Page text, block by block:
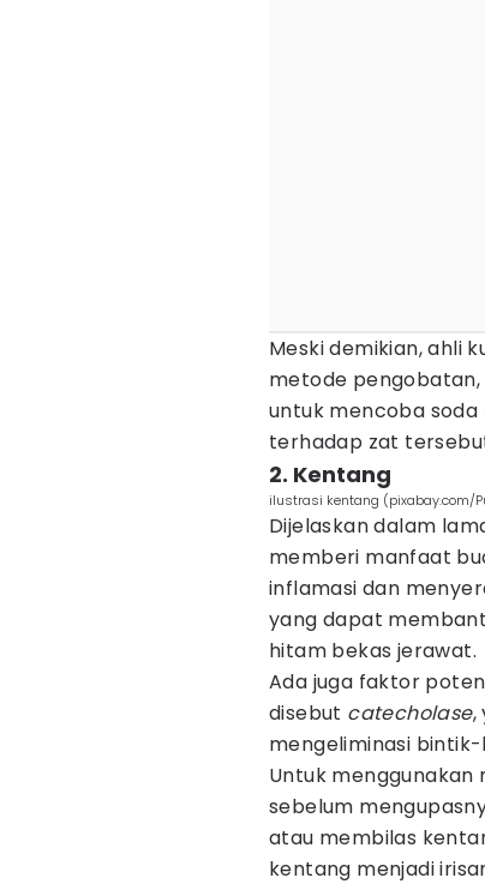
Meski demikian, ahli
metode
untuk mencoba
terhadap zat
2. Kentang
ilustrasi kentang (pixabay.com/
Dijelaskan dalam
memberi manfaat
inflamasi dan
yang dapat
hitam bekas jerawat.
Ada juga faktor
disebut catecholase,
mengeliminasi
Untuk menggunakan
sebelum
atau membilas
kentang menjadi